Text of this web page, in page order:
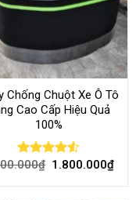
Chống Chuột Xe Ô Tô
Cao Cấp Hiệu Quả
100%
Rated 4.51
₫ 1.800.000₫